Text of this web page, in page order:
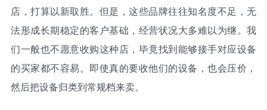
店，打算以新取胜。但是，这些品牌往往知名度不足，无
法形成长期稳定的客户基础，经营状况大多难以为继。我
们一般也不愿意收购这种店，毕竟找到能够接手对应设备
的买家都不容易。即使真的要收他们的设备，也会压价，
然后把设备归类到常规档来卖。